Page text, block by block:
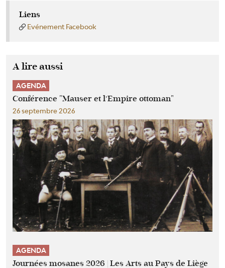
Liens
Evénement Facebook
A lire aussi
AGENDA
Conférence "Mauser et l’Empire ottoman"
26 septembre 2026
AGENDA
Journées mosanes 2026 | Les Arts au Pays de Liège